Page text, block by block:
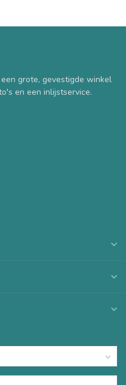
een grote, gevestigde winkel
en een inlijstservice.